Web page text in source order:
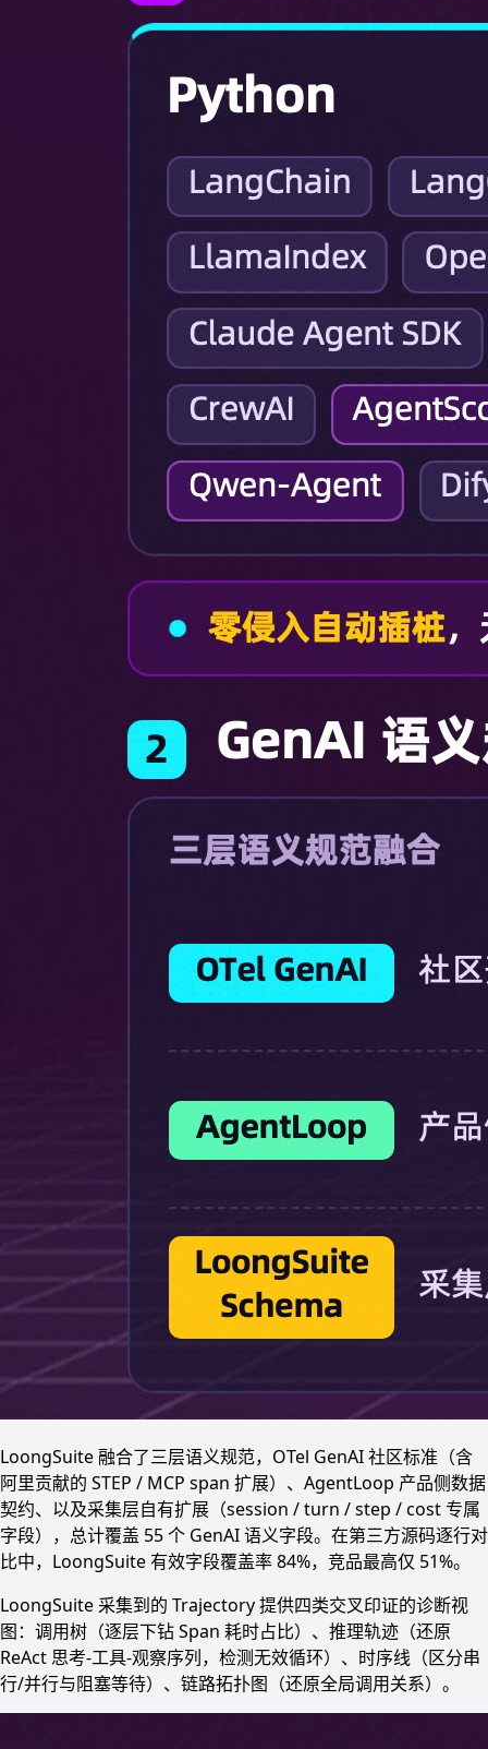
LoongSuite 融合了三层语义规范，OTel GenAI 社区标准（含
阿里贡献的 STEP / MCP span 扩展）、AgentLoop 产品侧数据
契约、以及采集层自有扩展（session / turn / step / cost 专属
字段），总计覆盖 55 个 GenAI 语义字段。在第三方源码逐行对
比中，LoongSuite 有效字段覆盖率 84%，竞品最高仅 51%。
LoongSuite 采集到的 Trajectory 提供四类交叉印证的诊断视
图：调用树（逐层下钻 Span 耗时占比）、推理轨迹（还原
ReAct 思考-工具-观察序列，检测无效循环）、时序线（区分串
行/并行与阻塞等待）、链路拓扑图（还原全局调用关系）。